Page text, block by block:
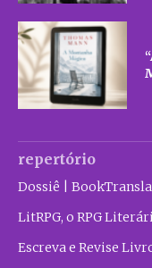
repertório
Dossiê |
LitRPG, o RPG
Escreva e Revise